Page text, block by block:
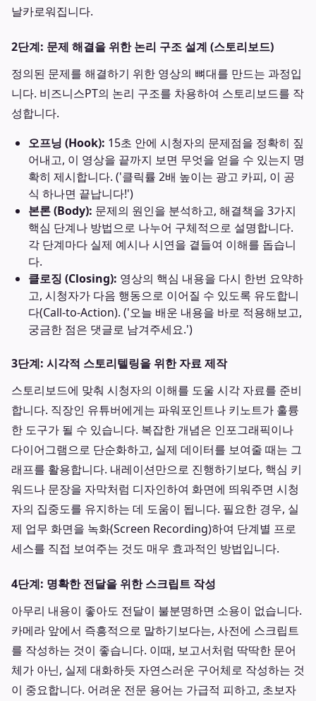
날카로워집니다.
2단계: 문제 해결을 위한 논리 구조 설계 (스토리보드)
정의된 문제를 해결하기 위한 영상의 뼈대를 만드는 과정입
니다. 비즈니스PT의 논리 구조를 차용하여 스토리보드를 작
성합니다.
오프닝 (Hook): 15초 안에 시청자의 문제점을 정확히 짚
어내고, 이 영상을 끝까지 보면 무엇을 얻을 수 있는지 명
확히 제시합니다. ('클릭률 2배 높이는 광고 카피, 이 공
식 하나면 끝납니다!')
본론 (Body): 문제의 원인을 분석하고, 해결책을 3가지
핵심 단계나 방법으로 나누어 구체적으로 설명합니다.
각 단계마다 실제 예시나 시연을 곁들여 이해를 돕습니
다.
클로징 (Closing): 영상의 핵심 내용을 다시 한번 요약하
고, 시청자가 다음 행동으로 이어질 수 있도록 유도합니
다(Call-to-Action). ('오늘 배운 내용을 바로 적용해보고,
궁금한 점은 댓글로 남겨주세요.')
3단계: 시각적 스토리텔링을 위한 자료 제작
스토리보드에 맞춰 시청자의 이해를 도울 시각 자료를 준비
합니다. 직장인 유튜버에게는 파워포인트나 키노트가 훌륭
한 도구가 될 수 있습니다. 복잡한 개념은 인포그래픽이나
다이어그램으로 단순화하고, 실제 데이터를 보여줄 때는 그
래프를 활용합니다. 내레이션만으로 진행하기보다, 핵심 키
워드나 문장을 자막처럼 디자인하여 화면에 띄워주면 시청
자의 집중도를 유지하는 데 도움이 됩니다. 필요한 경우, 실
제 업무 화면을 녹화(Screen Recording)하여 단계별 프로
세스를 직접 보여주는 것도 매우 효과적인 방법입니다.
4단계: 명확한 전달을 위한 스크립트 작성
아무리 내용이 좋아도 전달이 불분명하면 소용이 없습니다.
카메라 앞에서 즉흥적으로 말하기보다는, 사전에 스크립트
를 작성하는 것이 좋습니다. 이때, 보고서처럼 딱딱한 문어
체가 아닌, 실제 대화하듯 자연스러운 구어체로 작성하는 것
이 중요합니다. 어려운 전문 용어는 가급적 피하고, 초보자